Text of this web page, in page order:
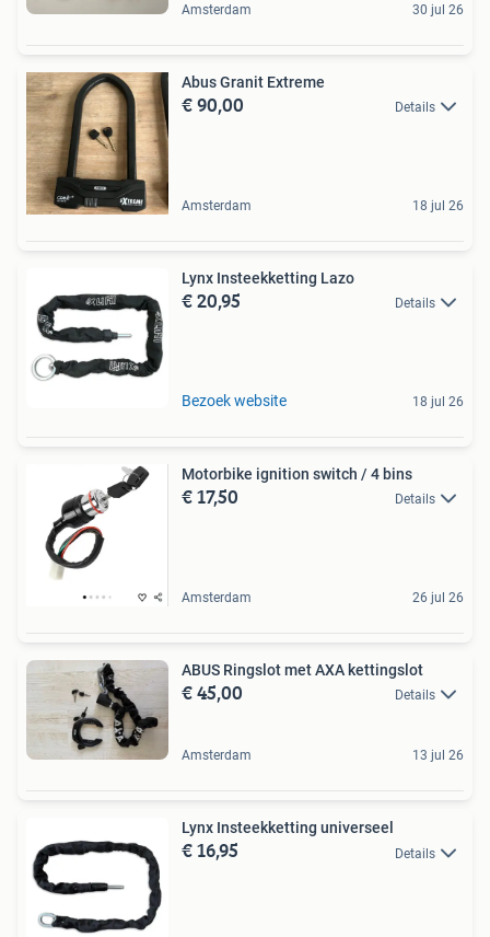
Amsterdam 30 jul 26
Abus Granit Extreme
€ 90,00 Details
Amsterdam 18 jul 26
Lynx Insteekketting Lazo
€ 20,95 Details
Bezoek website 18 jul 26
Motorbike ignition switch / 4 bins
€ 17,50 Details
Amsterdam 26 jul 26
ABUS Ringslot met AXA kettingslot
€ 45,00 Details
Amsterdam 13 jul 26
Lynx Insteekketting universeel
€ 16,95 Details